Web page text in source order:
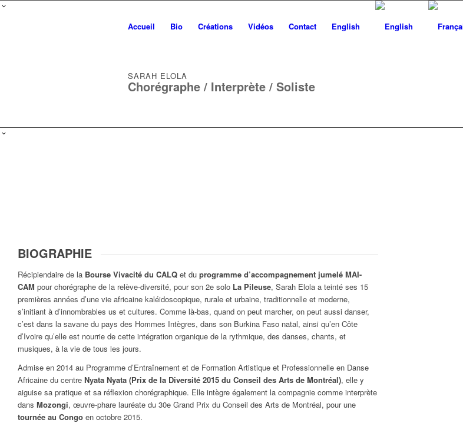
Accueil Bio Créations Vidéos Contact English
SARAH ELOLA
Chorégraphe / Interprète / Soliste
BIOGRAPHIE
Récipiendaire de la Bourse Vivacité du CALQ et du programme d’accompagnement jumelé MAI-
CAM pour chorégraphe de la relève-diversité, pour son 2e solo La Pileuse, Sarah Elola a teinté ses 15
premières années d’une vie africaine kaléidoscopique, rurale et urbaine, traditionnelle et moderne,
s’initiant à d’innombrables us et cultures. Comme là-bas, quand on peut marcher, on peut aussi danser,
c’est dans la savane du pays des Hommes Intègres, dans son Burkina Faso natal, ainsi qu’en Côte
d’Ivoire qu’elle est nourrie de cette intégration organique de la rythmique, des danses, chants, et
musiques, à la vie de tous les jours.
Admise en 2014 au Programme d’Entraînement et de Formation Artistique et Professionnelle en Danse
Africaine du centre Nyata Nyata (Prix de la Diversité 2015 du Conseil des Arts de Montréal), elle y
aiguise sa pratique et sa réflexion chorégraphique. Elle intègre également la compagnie comme interprète
dans Mozongi, œuvre-phare lauréate du 30e Grand Prix du Conseil des Arts de Montréal, pour une
tournée au Congo en octobre 2015.